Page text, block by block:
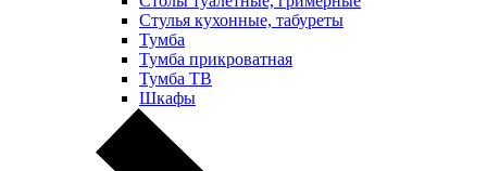
Стулья кухонные, табуреты
Тумба
Тумба прикроватная
Тумба ТВ
Шкафы